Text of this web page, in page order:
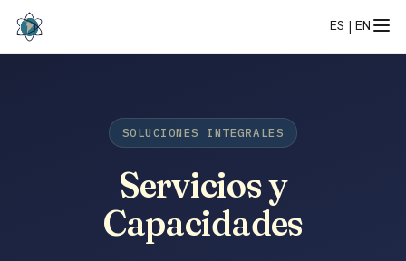
ES | EN
SOLUCIONES INTEGRALES
Servicios y
Capacidades